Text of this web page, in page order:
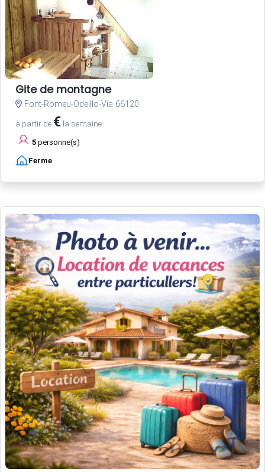
Gite de montagne
Font-Romeu-Odeillo-Via 66120
à partir de € la semaine
5 personne(s)
Ferme